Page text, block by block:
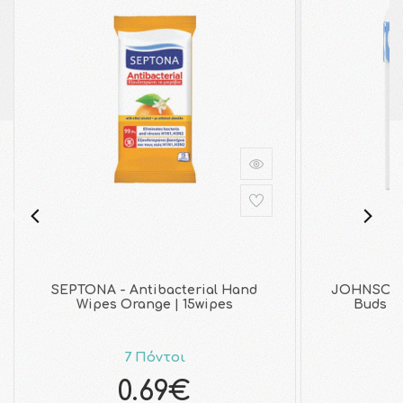
SEPTONA - Antibacterial Hand
Wipes Orange | 15wipes
7 Πόντοι
0.69€
Buds